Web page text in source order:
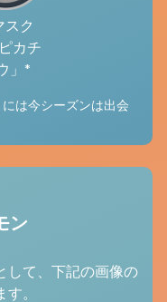
スク
カチ
」*
は今シーズンは出会
ン
して、下記の画像の
。